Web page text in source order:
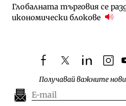
Глобалната търговия се
икономически блокове
facebooktwitterlinkedin
Получавай важните